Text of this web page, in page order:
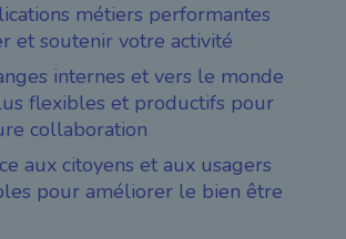
métiers performantes
et soutenir votre activité
internes et vers le monde
flexibles et productifs pour
collaboration
aux citoyens et aux usagers
pour améliorer le bien être